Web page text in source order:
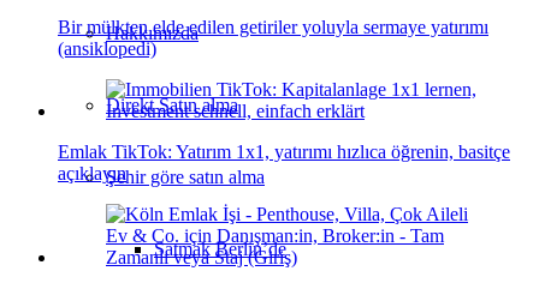
Hakkımızda
Direkt Satın alma
Şehir göre satın alma
Satmak Berlin’de
Bir mülkten elde edilen getiriler yoluyla sermaye yatırımı
(ansiklopedi)
Emlak TikTok: Yatırım 1x1, yatırımı hızlıca öğrenin, basitçe
açıklayın